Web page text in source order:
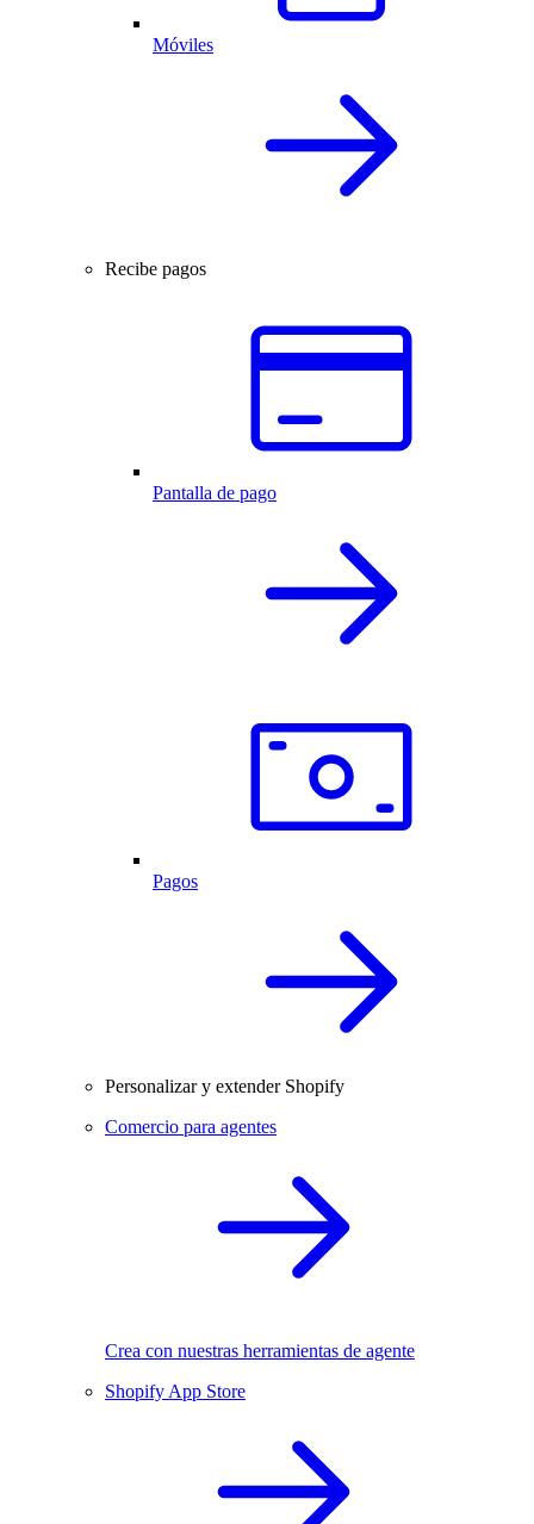
Móviles
Recibe pagos
Pantalla de pago
Pagos
Personalizar y extender Shopify
Comercio para agentes
Crea con nuestras herramientas de agente
Shopify App Store